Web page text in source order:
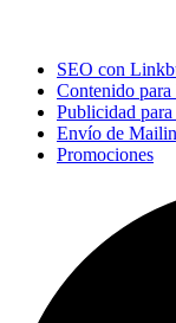
SEO con
Contenido para
Publicidad para
Envío de
Promociones